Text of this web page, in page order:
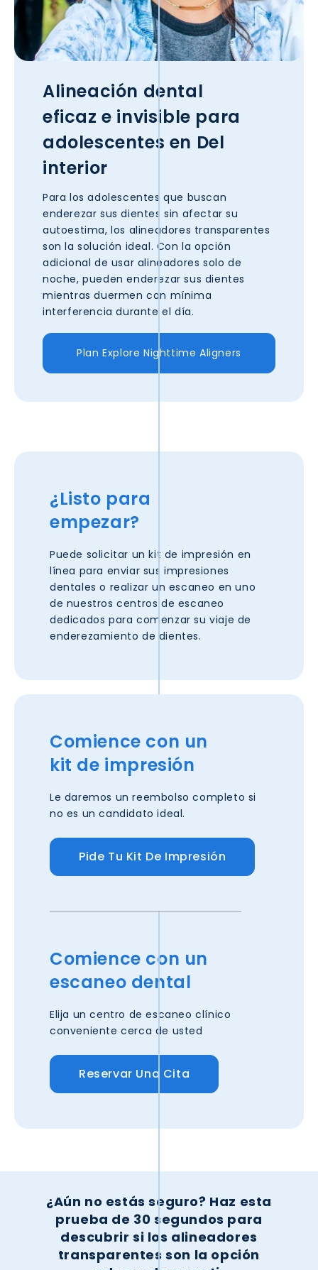
Alineación dental
eficaz e invisible para
adolescentes en Del
interior
Para los adolescentes que buscan
enderezar sus dientes sin afectar su
autoestima, los alineadores transparentes
son la solución ideal. Con la opción
adicional de usar alineadores solo de
noche, pueden enderezar sus dientes
mientras duermen con mínima
interferencia durante el día.
Plan Explore Nighttime Aligners
¿Listo para
empezar?
Puede solicitar un kit de impresión en
línea para enviar sus impresiones
dentales o realizar un escaneo en uno
de nuestros centros de escaneo
dedicados para comenzar su viaje de
enderezamiento de dientes.
Comience con un
kit de impresión
Le daremos un reembolso completo si
no es un candidato ideal.
Pide Tu Kit De Impresión
Comience con un
escaneo dental
Elija un centro de escaneo clínico
conveniente cerca de usted
Reservar Una Cita
¿Aún no estás seguro? Haz esta
prueba de 30 segundos para
descubrir si los alineadores
transparentes son la opción